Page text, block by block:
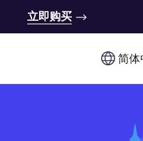
立即购买
简体